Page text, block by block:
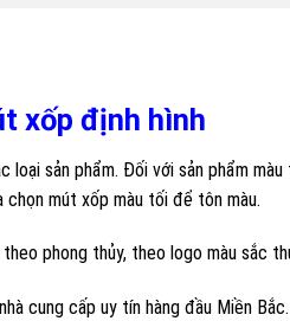
xốp định hình
sản phẩm. Đối với sản phẩm
chọn mút xốp màu tối để tôn màu.
phong thủy, theo logo màu sắc
cung cấp uy tín hàng đầu Miền